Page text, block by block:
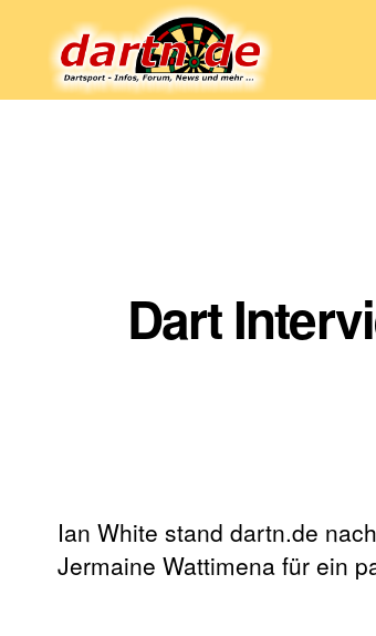
Dart
Ian White stand dartn.de
Jermaine Wattimena für ein